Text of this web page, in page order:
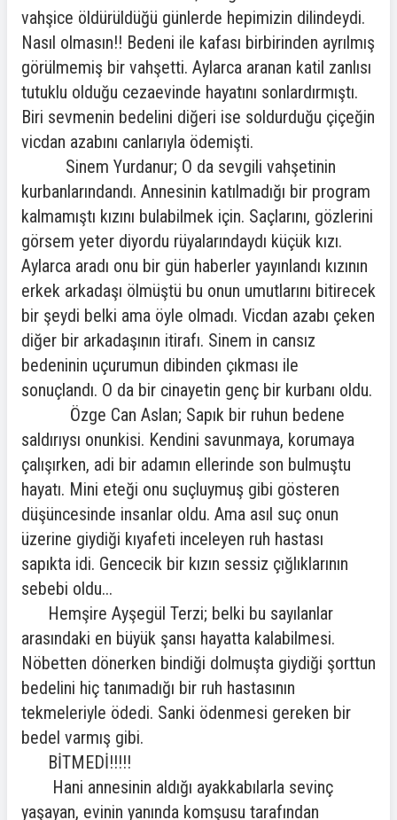
vahşice öldürüldüğü günlerde hepimizin dilindeydi.
Nasıl olmasın!! Bedeni ile kafası birbirinden ayrılmış
görülmemiş bir vahşetti. Aylarca aranan katil zanlısı
tutuklu olduğu cezaevinde hayatını sonlardırmıştı.
Biri sevmenin bedelini diğeri ise soldurduğu çiçeğin
vicdan azabını canlarıyla ödemişti.
Sinem Yurdanur; O da sevgili vahşetinin
kurbanlarındandı. Annesinin katılmadığı bir program
kalmamıştı kızını bulabilmek için. Saçlarını, gözlerini
görsem yeter diyordu rüyalarındaydı küçük kızı.
Aylarca aradı onu bir gün haberler yayınlandı kızının
erkek arkadaşı ölmüştü bu onun umutlarını bitirecek
bir şeydi belki ama öyle olmadı. Vicdan azabı çeken
diğer bir arkadaşının itirafı. Sinem in cansız
bedeninin uçurumun dibinden çıkması ile
sonuçlandı. O da bir cinayetin genç bir kurbanı oldu.
Özge Can Aslan; Sapık bir ruhun bedene
saldırıysı onunkisi. Kendini savunmaya, korumaya
çalışırken, adi bir adamın ellerinde son bulmuştu
hayatı. Mini eteği onu suçluymuş gibi gösteren
düşüncesinde insanlar oldu. Ama asıl suç onun
üzerine giydiği kıyafeti inceleyen ruh hastası
sapıkta idi. Gencecik bir kızın sessiz çığlıklarının
sebebi oldu...
Hemşire Ayşegül Terzi; belki bu sayılanlar
arasındaki en büyük şansı hayatta kalabilmesi.
Nöbetten dönerken bindiği dolmuşta giydiği şorttun
bedelini hiç tanımadığı bir ruh hastasının
tekmeleriyle ödedi. Sanki ödenmesi gereken bir
bedel varmış gibi.
BİTMEDİ!!!!!
Hani annesinin aldığı ayakkabılarla sevinç
yaşayan, evinin yanında komşusu tarafından